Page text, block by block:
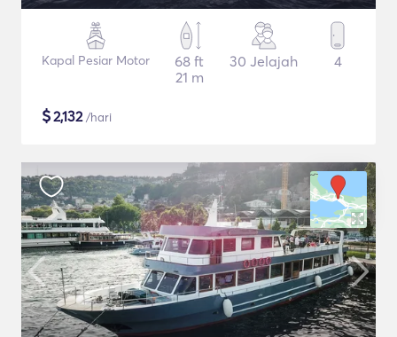
Kapal Pesiar Motor
68 ft
21 m
30 Jelajah 4
$2,132/hari